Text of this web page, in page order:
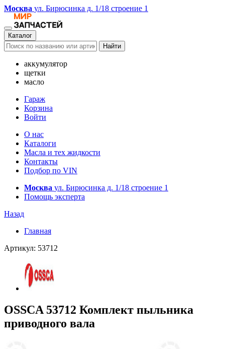
Москва ул. Бирюсинка д. 1/18 строение 1
Каталог
Найти
аккумулятор
щетки
масло
Гараж
Корзина
Войти
О нас
Каталоги
Масла и тех жидкости
Контакты
Подбор по VIN
Москва ул. Бирюсинка д. 1/18 строение 1
Помощь эксперта
Назад
Главная
Артикул: 53712
OSSCA 53712 Комплект пыльника
приводного вала